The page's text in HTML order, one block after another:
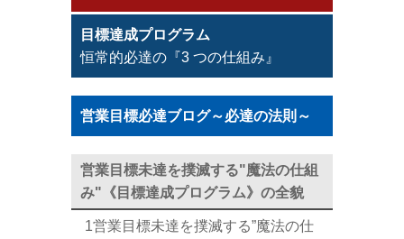
目標達成プログラム
恒常的必達の『3 つの仕組み』
営業目標必達ブログ～必達の法則～
営業目標未達を撲滅する"魔法の仕組
み"《目標達成プログラム》の全貌
1営業目標未達を撲滅する”魔法の仕